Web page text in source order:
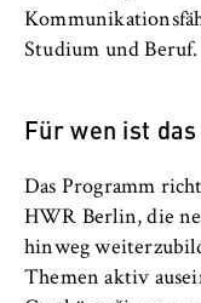
a
w
Studium und Beruf.
Für wen ist
Das Programm
HWR Berlin, die
hinweg
Themen aktiv
Youtube
Name:
connected-
Anbieter: